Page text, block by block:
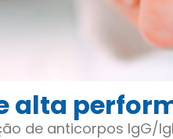
alta
de anticorpos IgG/